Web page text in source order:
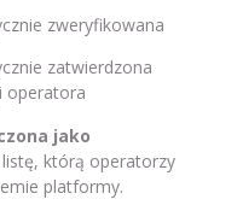
zweryfikowana
zatwierdzona
operatora
jako
którą operatorzy
platformy.